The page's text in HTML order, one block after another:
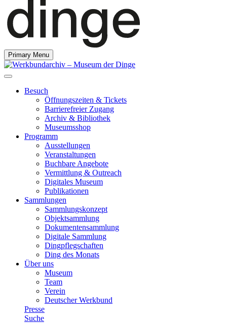
Primary Menu
Besuch
Öffnungszeiten & Tickets
Barrierefreier Zugang
Archiv & Bibliothek
Museumsshop
Programm
Ausstellungen
Veranstaltungen
Buchbare Angebote
Vermittlung & Outreach
Digitales Museum
Publikationen
Sammlungen
Sammlungskonzept
Objektsammlung
Dokumentensammlung
Digitale Sammlung
Dingpflegschaften
Ding des Monats
Über uns
Museum
Team
Verein
Deutscher Werkbund
Presse
Suche